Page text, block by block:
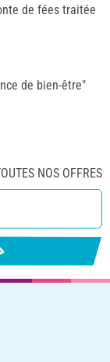
de fées traitée
de bien-être"
NOS OFFRES